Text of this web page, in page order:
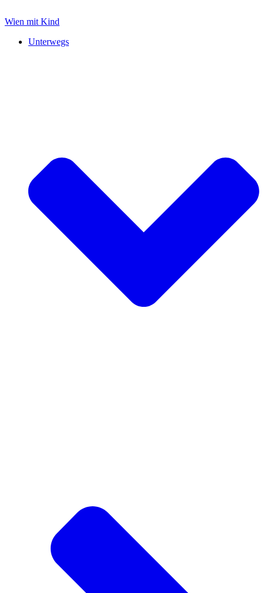
Inhalt
Wien mit Kind
Unterwegs